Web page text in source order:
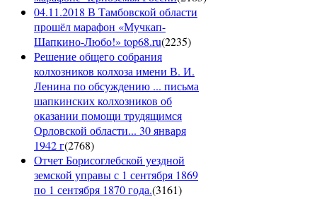
04.11.2018 В Тамбовской области
прошёл марафон «Мучкап-
Шапкино-Любо!» top68.ru(2235)
Решение общего собрания
колхозников колхоза имени В. И.
Ленина по обсуждению ... письма
шапкинских колхозников об
оказании помощи трудящимся
Орловской области... 30 января
1942 г(2768)
Отчет Борисоглебской уездной
земской управы с 1 сентября 1869
по 1 сентября 1870 года.(3161)